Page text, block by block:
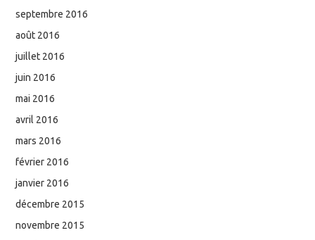
septembre 2016
août 2016
juillet 2016
juin 2016
mai 2016
avril 2016
mars 2016
février 2016
janvier 2016
décembre 2015
novembre 2015